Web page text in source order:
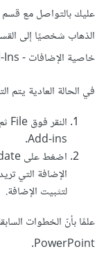
الذهاب شخصيًا إلى
خاصية الإضافات - Add-Ins للحساب الخاص بك.
في الحالة العادية يتم
Add-ins.
الإضافة التي
لتثبيت الإضافة.
PowerPoint.